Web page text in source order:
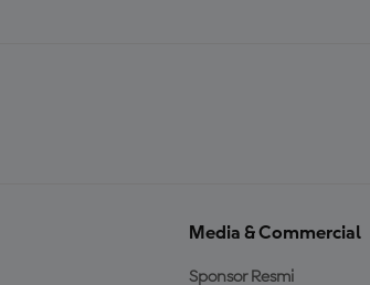
Media & Commercial
Sponsor Resmi